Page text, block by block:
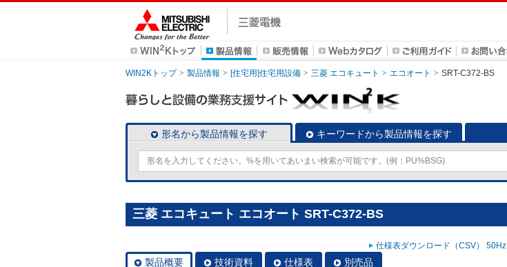
WIN2Kトップ 製品情報 [住宅用]住宅用設備 三菱 エコキュート エコオート SRT-C372-BS
形名から製品情報を探す キーワードから製品情報を探す
三菱 エコキュート エコオート SRT-C372-BS
仕様表ダウンロード（CSV） 50Hz
製品概要 技術資料 仕様表 別売品